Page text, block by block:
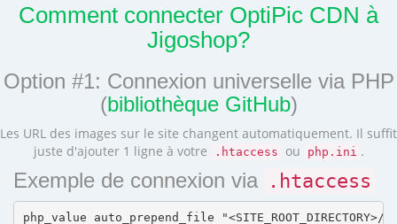
Comment connecter OptiPic CDN à
Jigoshop?
Option #1: Connexion universelle via PHP
(bibliothèque GitHub)
Les URL des images sur le site changent automatiquement. Il suffit
juste d'ajouter 1 ligne à votre
.htaccess ou php.ini .
Exemple de connexion via .htaccess